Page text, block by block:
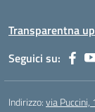
Transparentna
Seguici su:
Indirizzo:via Puccini,